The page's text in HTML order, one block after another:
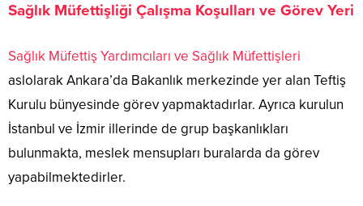
Sağlık Müfettişliği Çalışma Koşulları ve Görev Yeri
Sağlık Müfettiş Yardımcıları ve Sağlık Müfettişleri
aslolarak Ankara’da Bakanlık merkezinde yer alan Teftiş
Kurulu bünyesinde görev yapmaktadırlar. Ayrıca kurulun
İstanbul ve İzmir illerinde de grup başkanlıkları
bulunmakta, meslek mensupları buralarda da görev
yapabilmektedirler.